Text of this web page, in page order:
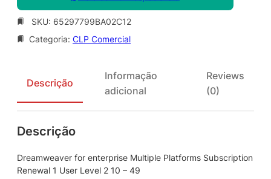
SKU: 65297799BA02C12
Categoria: CLP Comercial
Descrição
Informação
adicional
Reviews
(0)
Descrição
Dreamweaver for enterprise Multiple Platforms Subscription
Renewal 1 User Level 2 10 – 49